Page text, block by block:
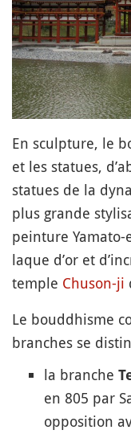
En sculpture, le
et les statues,
statues de la
plus grande
peinture Yamato-
laque d’or et
temple Chuson-ji
Le bouddhisme
branches se
la branche
en 805 par
opposition